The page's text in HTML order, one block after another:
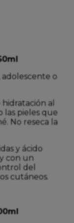
o
al
las pieles que
No reseca la
y ácido
con un
del
cutáneos.